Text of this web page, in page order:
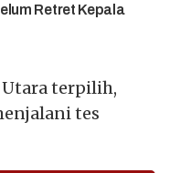
Retret Kepala
Utara terpilih,
tes